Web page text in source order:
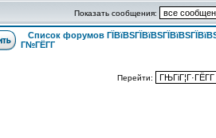
Показать сообщения:
Список форумов
Г№ГЁГ­Г
Перейти: